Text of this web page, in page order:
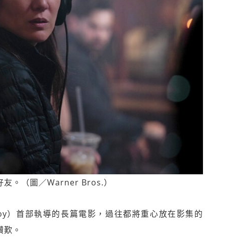
友。（圖／Warner Bros.）
）首部執導的長篇電影，過往都將重心放在影集的
。